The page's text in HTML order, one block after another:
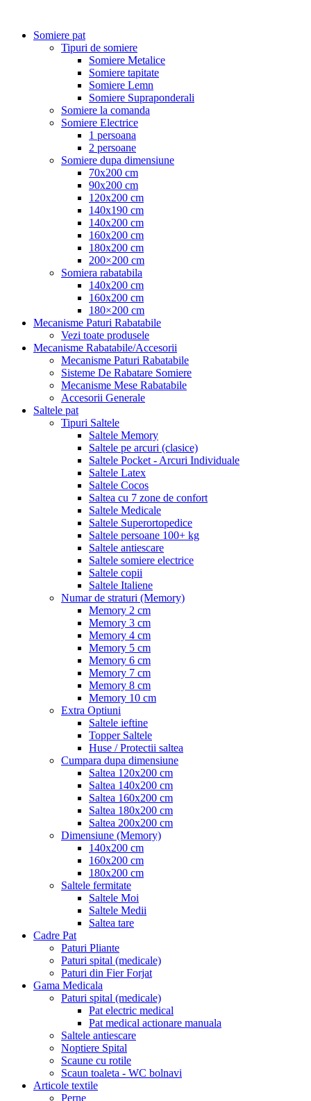
Somiere pat
Tipuri de somiere
Somiere Metalice
Somiere tapitate
Somiere Lemn
Somiere Supraponderali
Somiere la comanda
Somiere Electrice
1 persoana
2 persoane
Somiere dupa dimensiune
70x200 cm
90x200 cm
120x200 cm
140x190 cm
140x200 cm
160x200 cm
180x200 cm
200×200 cm
Somiera rabatabila
140x200 cm
160x200 cm
180×200 cm
Mecanisme Paturi Rabatabile
Vezi toate produsele
Mecanisme Rabatabile/Accesorii
Mecanisme Paturi Rabatabile
Sisteme De Rabatare Somiere
Mecanisme Mese Rabatabile
Accesorii Generale
Saltele pat
Tipuri Saltele
Saltele Memory
Saltele pe arcuri (clasice)
Saltele Pocket - Arcuri Individuale
Saltele Latex
Saltele Cocos
Saltea cu 7 zone de confort
Saltele Medicale
Saltele Superortopedice
Saltele persoane 100+ kg
Saltele antiescare
Saltele somiere electrice
Saltele copii
Saltele Italiene
Numar de straturi (Memory)
Memory 2 cm
Memory 3 cm
Memory 4 cm
Memory 5 cm
Memory 6 cm
Memory 7 cm
Memory 8 cm
Memory 10 cm
Extra Optiuni
Saltele ieftine
Topper Saltele
Huse / Protectii saltea
Cumpara dupa dimensiune
Saltea 120x200 cm
Saltea 140x200 cm
Saltea 160x200 cm
Saltea 180x200 cm
Saltea 200x200 cm
Dimensiune (Memory)
140x200 cm
160x200 cm
180x200 cm
Saltele fermitate
Saltele Moi
Saltele Medii
Saltea tare
Cadre Pat
Paturi Pliante
Paturi spital (medicale)
Paturi din Fier Forjat
Gama Medicala
Paturi spital (medicale)
Pat electric medical
Pat medical actionare manuala
Saltele antiescare
Noptiere Spital
Scaune cu rotile
Scaun toaleta - WC bolnavi
Articole textile
Perne